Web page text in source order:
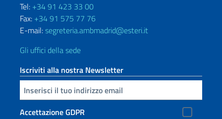
Tel: +34 91 423 33 00
Fax: +34 91 575 77 76
E-mail:segreteria.ambmadrid@esteri.it
Gli uffici della sede
Iscriviti alla nostra Newsletter
Inserisci la tua email
Accettazione GDPR